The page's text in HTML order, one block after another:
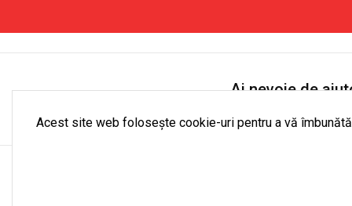
Ai nevoie de
Acest site web folosește cookie-uri pentru a vă